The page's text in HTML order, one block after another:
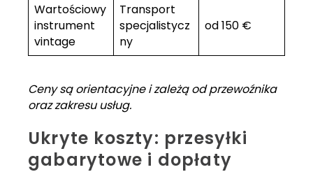
Wartościowy
instrument
vintage
Transport
specjalistycz
ny
od 150 €
Ceny są orientacyjne i zależą od przewoźnika
oraz zakresu usług.
Ukryte koszty: przesyłki
gabarytowe i dopłaty